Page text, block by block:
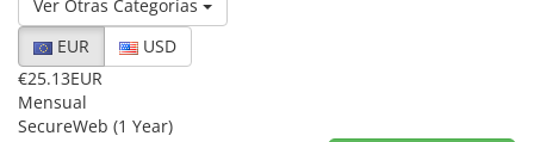
Ver Otras Categorías
EUR
USD
€25.13EUR
Mensual
SecureWeb (1 Year)